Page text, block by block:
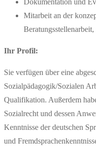
Mitarbeit an der
Ihr Profil:
Sie verfügen über eine
Sozialpädagogik/Sozialen
Qualifikation. Außerdem
Sozialrecht und dessen
Kenntnisse der deutschen
und